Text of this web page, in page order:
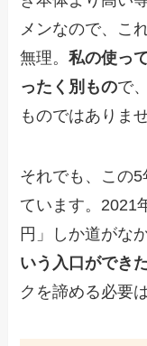
メンなので、こ
無理。私の使っ
ったく別もので
ものではありませ
それでも、この
ています。2021
円」しか道がな
いう入口ができ
クを諦める必要